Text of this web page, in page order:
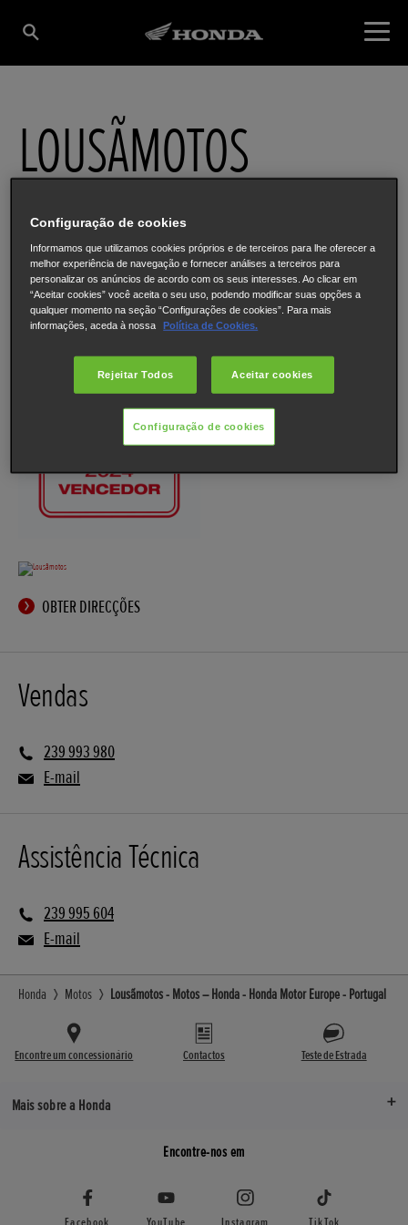
LOUSÃMOTOS
OBTER DIRECÇÕES
Vendas
239 993 980
E-mail
Assistência Técnica
239 995 604
E-mail
Honda Motos Lousãmotos - Motos – Honda - Honda Motor Europe - Portugal
Encontre um concessionário Contactos Teste de Estrada
Mais sobre a Honda
Encontre-nos em
Facebook YouTube Instagram TikTok
Configuração de cookies
Informamos que utilizamos cookies próprios e de terceiros para lhe oferecer a
melhor experiência de navegação e fornecer análises a terceiros para
personalizar os anúncios de acordo com os seus interesses. Ao clicar em
“Aceitar cookies” você aceita o seu uso, podendo modificar suas opções a
qualquer momento na seção “Configurações de cookies”. Para mais
informações, aceda à nossa
Política de Cookies.
Rejeitar Todos Aceitar cookies
Configuração de cookies